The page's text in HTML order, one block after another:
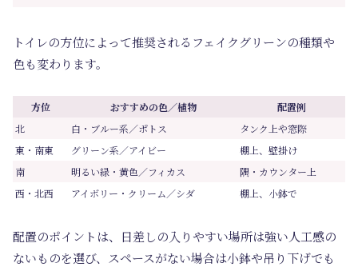
トイレの方位によって推奨されるフェイクグリーンの種類や
色も変わります。
方位 おすすめの色／植物
配置例
北
白・ブルー系／ポトス
タンク上や窓際
東・南東
グリーン系／アイビー
棚上、壁掛け
南
明るい緑・黄色／フィカス
隅・カウンター上
西・北西
アイボリー・クリーム／シダ 棚上、小鉢で
配置のポイントは、日差しの入りやすい場所は強い人工感の
ないものを選び、スペースがない場合は小鉢や吊り下げでも